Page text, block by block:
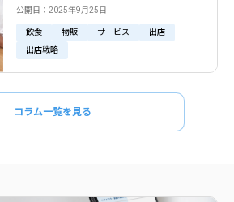
公開日：2025年9月25日
飲食 物販 サービス
出店
出店戦略
コラム一覧を見る